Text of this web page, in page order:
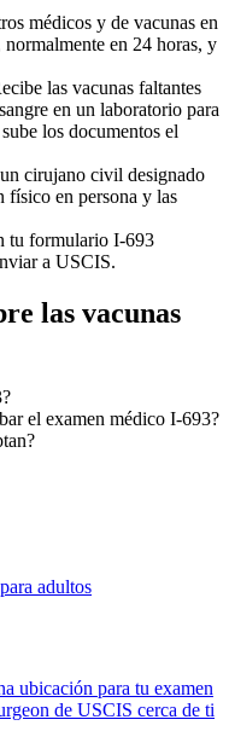
médicos y de vacunas en
en 24 horas, y
las vacunas faltantes
en un laboratorio para
los documentos el
cirujano civil designado
físico en persona y las
tu formulario I-693
a USCIS.
las vacunas
el examen médico I-693?
adultos
ubicación para tu examen
de USCIS cerca de ti